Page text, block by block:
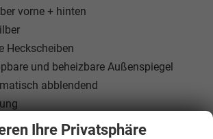
vorne + hinten
Heckscheiben
und beheizbare Außenspiegel
abblendend
Ihre Privatsphäre